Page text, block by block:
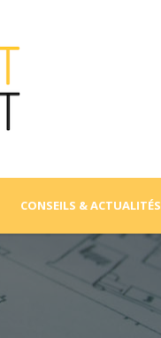
CONSEILS & ACTUALITÉS